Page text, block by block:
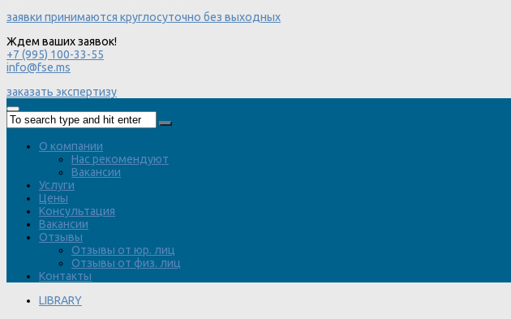
заявки принимаются круглосуточно без выходных
Ждем ваших заявок!
+7 (995) 100-33-55
info@fse.ms
заказать экспертизу
О компании
Нас рекомендуют
Вакансии
Услуги
Цены
Консультация
Вакансии
Отзывы
Отзывы от юр. лиц
Отзывы от физ. лиц
Контакты
LIBRARY